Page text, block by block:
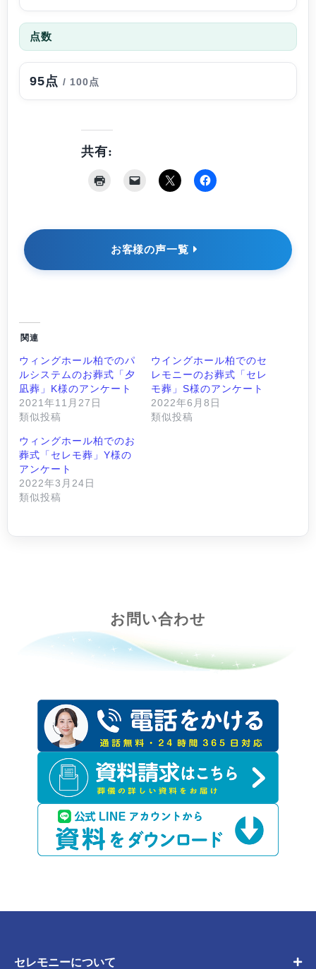
点数
95点 / 100点
共有:
お客様の声一覧
関連
ウィングホール柏でのパ
ルシステムのお葬式「夕
凪葬」K様のアンケート
2021年11月27日
類似投稿
ウイングホール柏でのセ
レモニーのお葬式「セレ
モ葬」S様のアンケート
2022年6月8日
類似投稿
ウィングホール柏でのお
葬式「セレモ葬」Y様の
アンケート
2022年3月24日
類似投稿
お問い合わせ
セレモニーについて